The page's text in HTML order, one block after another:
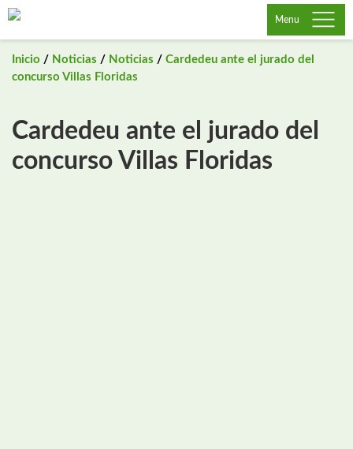
Saltar
Menu
Inicio / Noticias / Noticias / Cardedeu ante el jurado del
concurso Villas Floridas
Cardedeu ante el jurado del
concurso Villas Floridas